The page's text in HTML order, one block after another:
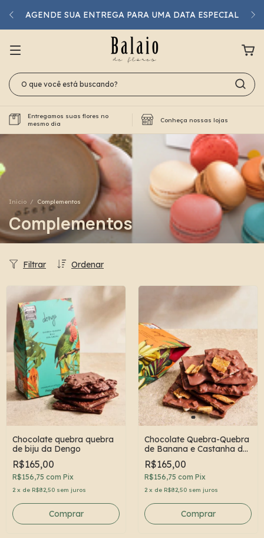
AGENDE SUA ENTREGA PARA UMA DATA ESPECIAL
Entregamos suas flores no
mesmo dia
Conheça nossas lojas
Início / Complementos
Complementos
Ordenar
Filtrar
Chocolate quebra quebra
de biju da Dengo
R$165,00
R$156,75 com Pix
2 x de R$82,50 sem juros
Chocolate Quebra-Quebra
de Banana e Castanha da
Dengo
R$165,00
R$156,75 com Pix
2 x de R$82,50 sem juros